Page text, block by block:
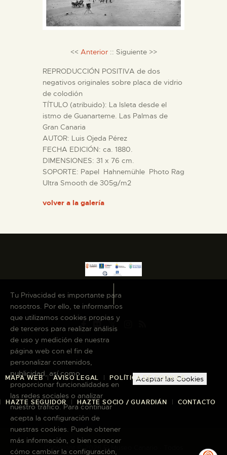
ACTIVIDADES
█
EL MUSEO
COLECCIONES
<< Anterior :: Siguiente >>
REPRODUCCIÓN POSITIVA de dos
negativos originales sobre placa de vidrio
de colodión
TÍTULO (atribuido): La Isleta desde el
istmo de Guanarteme. Las Palmas de
Gran Canaria
AUTOR: Luis Ojeda Pérez
FECHA EDICIÓN: ca. 1880.
DIMENSIONES: 31 x 76 cm.
SOPORTE: Papel Hahnemühle Photo Rag
Ultra Smooth de 305g/m2
volver a la galería
MAPA WEB AVISO LEGAL POLÍTICA DE COOKIES
HAZTE SEGUIDOR HAZTE SOCIO / GUARDIÁN CONTACTO
Copyright © 2026 El Museo Canario · Todos
Tu Privacidad es importante para
nosotros. Por ello, te informamos
que utilizamos cookies propias y
de terceros para realizar análisis
de uso y medición de nuestra
página web con el fin de
personalizar contenidos,
publicidad, así como
proporcionar funcionalidades en
las redes sociales o analizar
nuestro tráfico. Para continuar
acepta la configuración de
nuestras cookies. Puede obtener
más información, o bien conocer
cómo cambiar la configuración,
Aceptar las Cookies